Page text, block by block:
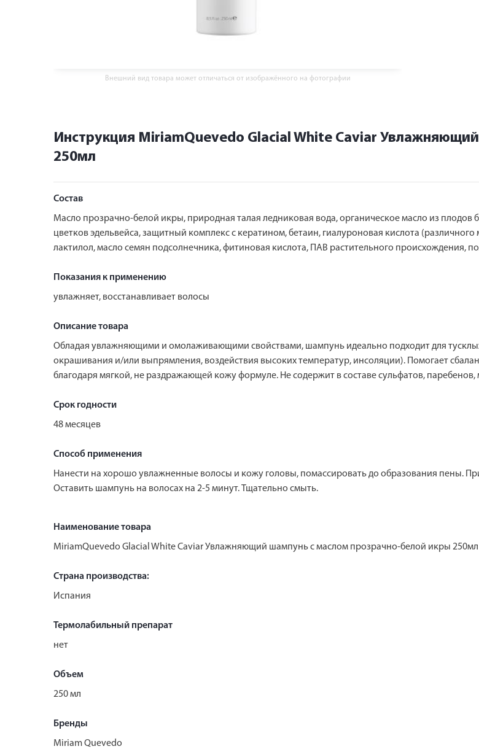
Внешний вид товара может отличаться от изображённого на фотографии
Инструкция MiriamQuevedo Glacial White Caviar
250мл
Состав
Масло прозрачно-белой икры, природная талая ледниковая вода, органическое масло из плодов
цветков эдельвейса, защитный комплекс с кератином, бетаин, гиалуроновая кислота
лактилол, масло семян подсолнечника, фитиновая кислота, ПАВ растительного происхождения,
Показания к применению
увлажняет, восстанавливает волосы
Описание товара
Обладая увлажняющими и омолаживающими свойствами, шампунь идеально подходит для
окрашивания и/или выпрямления, воздействия высоких температур, инсоляции). Помогает
благодаря мягкой, не раздражающей кожу формуле. Не содержит в составе сульфатов,
Срок годности
48 месяцев
Способ применения
Нанести на хорошо увлажненные волосы и кожу головы, помассировать до образования пены.
Оставить шампунь на волосах на 2-5 минут. Тщательно смыть.
Наименование товара
MiriamQuevedo Glacial White Caviar Увлажняющий шампунь с маслом прозрачно-белой икры 250мл
Страна производства:
Испания
Термолабильный препарат
нет
Объем
250 мл
Бренды
Miriam Quevedo